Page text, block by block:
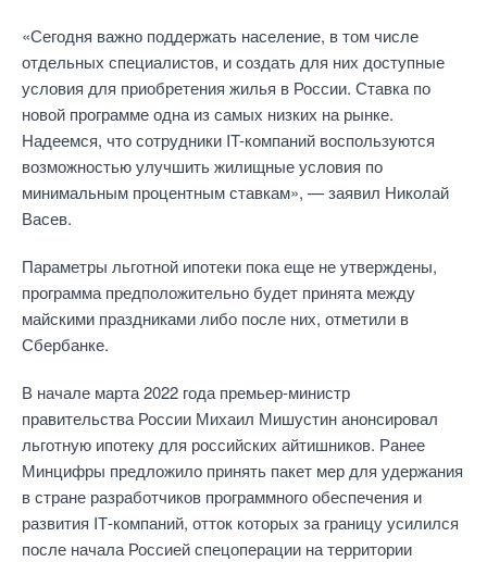
«Сегодня важно поддержать население, в том числе
отдельных специалистов, и создать для них доступные
условия для приобретения жилья в России. Ставка по
новой программе одна из самых низких на рынке.
Надеемся, что сотрудники IT-компаний воспользуются
возможностью улучшить жилищные условия по
минимальным процентным ставкам», — заявил Николай
Васев.
Параметры льготной ипотеки пока еще не утверждены,
программа предположительно будет принята между
майскими праздниками либо после них, отметили в
Сбербанке.
В начале марта 2022 года премьер-министр
правительства России Михаил Мишустин анонсировал
льготную ипотеку для российских айтишников. Ранее
Минцифры предложило принять пакет мер для удержания
в стране разработчиков программного обеспечения и
развития IТ-компаний, отток которых за границу усилился
после начала Россией спецоперации на территории